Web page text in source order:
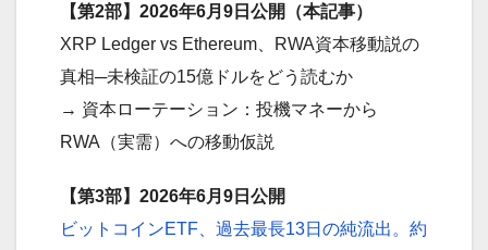
【第2部】2026年6月9日公開（本記事）
XRP Ledger vs Ethereum、RWA資本移動説の
真相─未検証の15億ドルをどう読むか
→ 資本ローテーション：投機マネーから
RWA（実需）への移動仮説
【第3部】2026年6月9日公開
ビットコインETF、過去最長13日の純流出。約